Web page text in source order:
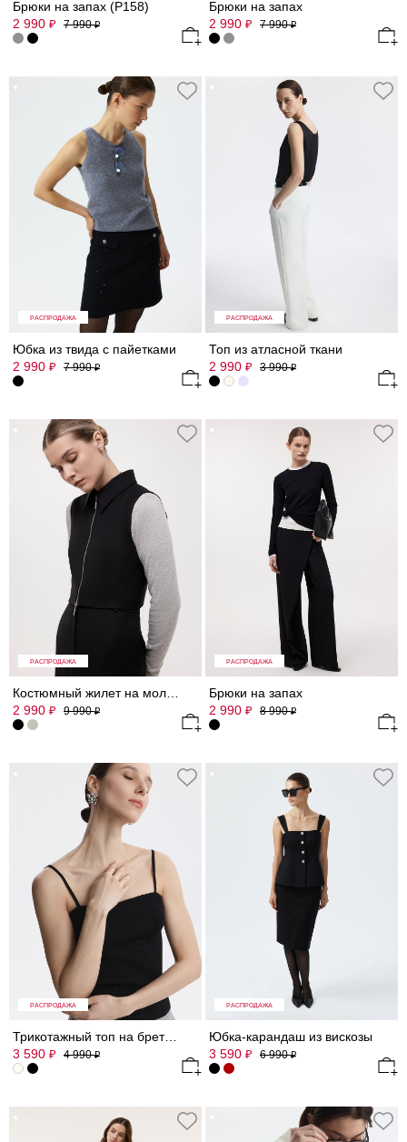
Брюки на запах (Р158)
2 990 ₽ 7 990₽
Брюки на запах
2 990 ₽ 7 990₽
РАСПРОДАЖА
Юбка из твида с пайетками
2 990 ₽ 7 990₽
РАСПРОДАЖА
Топ из атласной ткани
2 990 ₽ 3 990₽
РАСПРОДАЖА
2 990 ₽ 9 990₽
РАСПРОДАЖА
Брюки на запах
2 990 ₽ 8 990₽
РАСПРОДАЖА
Трикотажный топ на бретелях
3 590 ₽ 4 990₽
РАСПРОДАЖА
Юбка-карандаш из вискозы
3 590 ₽ 6 990₽